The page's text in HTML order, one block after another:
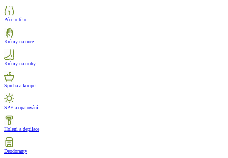
Péče o tělo
Krémy na ruce
Krémy na nohy
Sprcha a koupel
SPF a opalování
Holení a depilace
Deodoranty